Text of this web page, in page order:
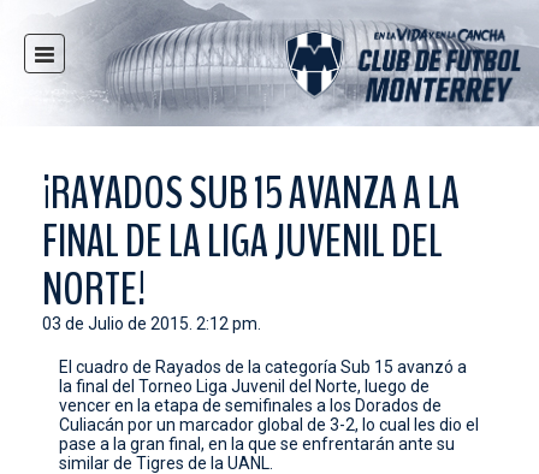
INICIO
NOTICIAS
CLUB
MULTIMEDIA
RAYADOS
RAYADAS
FUERZAS BÁSICAS
RESPONSABILIDAD SOCIAL
TAQUILLA
TIENDA
¡RAYADOS SUB 15 AVANZA A LA
FINAL DE LA LIGA JUVENIL DEL
NORTE!
03 de Julio de 2015. 2:12 pm.
El cuadro de Rayados de la categoría Sub 15 avanzó a
la final del Torneo Liga Juvenil del Norte, luego de
vencer en la etapa de semifinales a los Dorados de
Culiacán por un marcador global de 3-2, lo cual les dio el
pase a la gran final, en la que se enfrentarán ante su
similar de Tigres de la UANL.